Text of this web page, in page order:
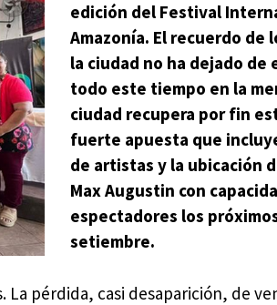
edición del Festival
Amazonía. El recuerdo de
la ciudad no ha dejado
todo este tiempo en la
ciudad recupera por fin
fuerte apuesta que
de artistas y la ubicación
Max Augustin con
espectadores los
setiembre.
La pérdida, casi desaparición, de